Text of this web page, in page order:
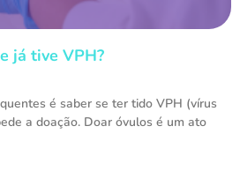
já tive VPH?
é saber se ter tido VPH (vírus
a doação. Doar óvulos é um ato